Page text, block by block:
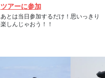
ツアーに参加
あとは当日参加するだけ！思いっきり
楽しんじゃおう！！